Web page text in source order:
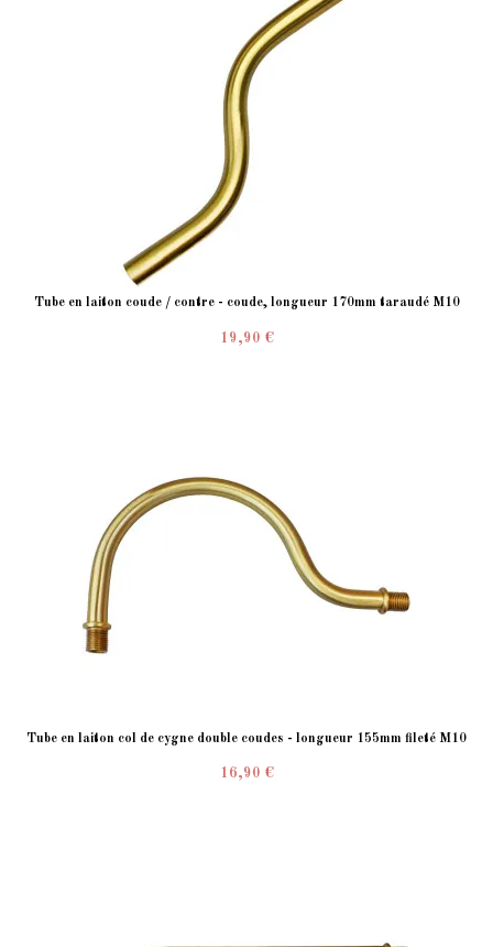
Tube en laiton coude / contre - coude, longueur 170mm taraudé M10
19,90 €
Tube en laiton col de cygne double coudes - longueur 155mm fileté M10
16,90 €